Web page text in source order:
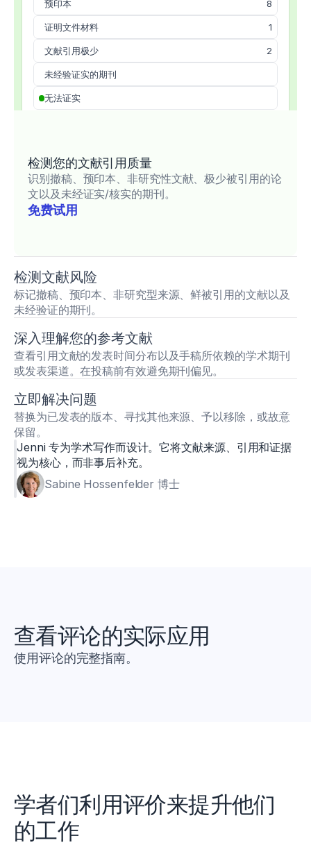
预印本 8
证明文件材料 1
文献引用极少 2
未经验证实的期刊
无法证实
检测您的文献引用质量
识别撤稿、预印本、非研究性文献、极少被引用的论
文以及未经证实/核实的期刊。
免费试用
检测文献风险
标记撤稿、预印本、非研究型来源、鲜被引用的文献以及
未经验证的期刊。
深入理解您的参考文献
查看引用文献的发表时间分布以及手稿所依赖的学术期刊
或发表渠道。在投稿前有效避免期刊偏见。
立即解决问题
替换为已发表的版本、寻找其他来源、予以移除，或故意
保留。
Jenni 专为学术写作而设计。它将文献来源、引用和证据
视为核心，而非事后补充。
Sabine Hossenfelder 博士
查看评论的实际应用
使用评论的完整指南。
学者们利用评价来提升他们
的工作